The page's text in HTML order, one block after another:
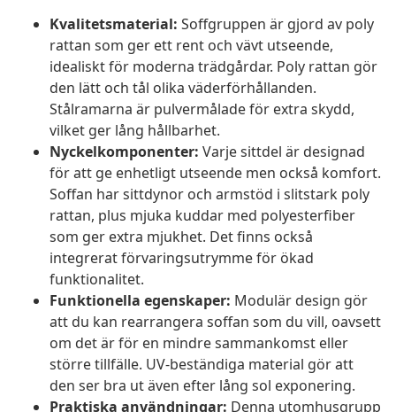
Kvalitetsmaterial: Soffgruppen är gjord av poly
rattan som ger ett rent och vävt utseende,
idealiskt för moderna trädgårdar. Poly rattan gör
den lätt och tål olika väderförhållanden.
Stålramarna är pulvermålade för extra skydd,
vilket ger lång hållbarhet.
Nyckelkomponenter: Varje sittdel är designad
för att ge enhetligt utseende men också komfort.
Soffan har sittdynor och armstöd i slitstark poly
rattan, plus mjuka kuddar med polyesterfiber
som ger extra mjukhet. Det finns också
integrerat förvaringsutrymme för ökad
funktionalitet.
Funktionella egenskaper: Modulär design gör
att du kan rearrangera soffan som du vill, oavsett
om det är för en mindre sammankomst eller
större tillfälle. UV-beständiga material gör att
den ser bra ut även efter lång sol exponering.
Praktiska användningar: Denna utomhusgrupp